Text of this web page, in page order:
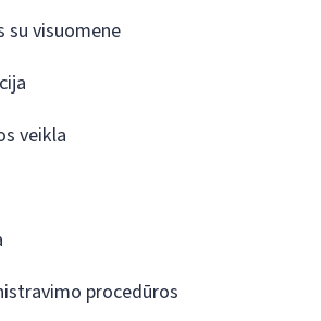
su visuomene
veikla
procedūros